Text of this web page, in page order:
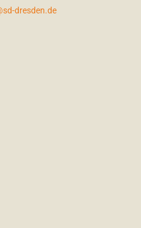
dresden.de